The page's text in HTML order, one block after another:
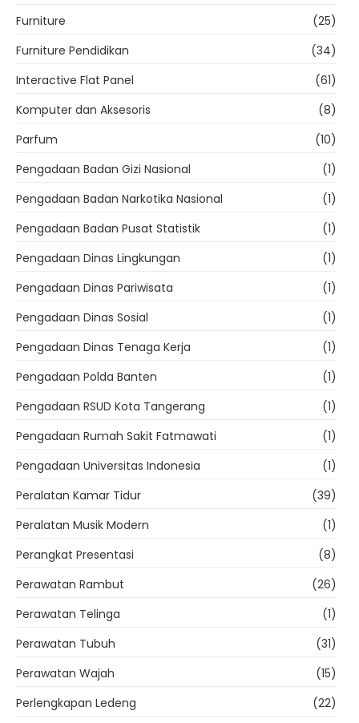
Furniture
(25)
Furniture Pendidikan
(34)
Interactive Flat Panel
(61)
Komputer dan Aksesoris
(8)
Parfum
(10)
Pengadaan Badan Gizi Nasional
(1)
Pengadaan Badan Narkotika Nasional
(1)
Pengadaan Badan Pusat Statistik
(1)
Pengadaan Dinas Lingkungan
(1)
Pengadaan Dinas Pariwisata
(1)
Pengadaan Dinas Sosial
(1)
Pengadaan Dinas Tenaga Kerja
(1)
Pengadaan Polda Banten
(1)
Pengadaan RSUD Kota Tangerang
(1)
Pengadaan Rumah Sakit Fatmawati
(1)
Pengadaan Universitas Indonesia
(1)
Peralatan Kamar Tidur
(39)
Peralatan Musik Modern
(1)
Perangkat Presentasi
(8)
Perawatan Rambut
(26)
Perawatan Telinga
(1)
Perawatan Tubuh
(31)
Perawatan Wajah
(15)
Perlengkapan Ledeng
(22)